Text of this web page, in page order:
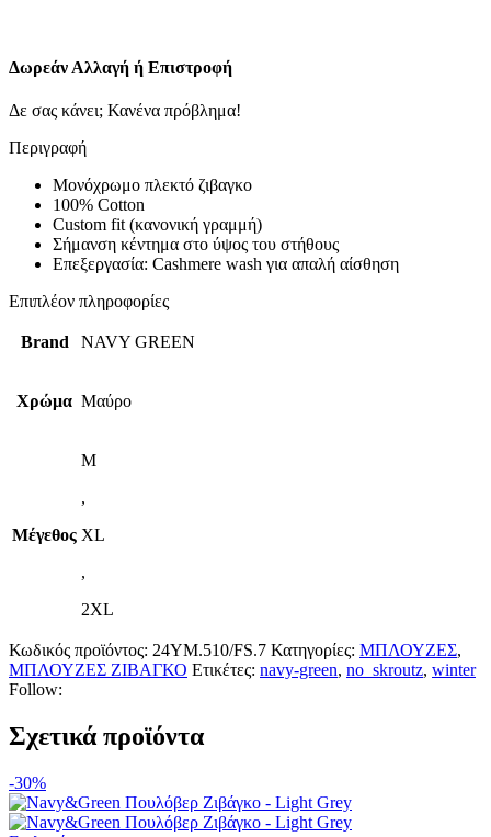
Δωρεάν Αλλαγή ή Επιστροφή
Δε σας κάνει; Κανένα πρόβλημα!
Περιγραφή
Μονόχρωμο πλεκτό ζιβαγκο
100% Cotton
Custom fit (κανονική γραμμή)
Σήμανση κέντημα στο ύψος του στήθους
Επεξεργασία: Cashmere wash για απαλή αίσθηση
Επιπλέον πληροφορίες
Brand NAVY GREEN
Χρώμα Μαύρο
Μέγεθος
M
,
XL
,
2XL
Κωδικός προϊόντος: 24YM.510/FS.7 Κατηγορίες: ΜΠΛΟΥΖΕΣ,
ΜΠΛΟΥΖΕΣ ΖΙΒΑΓΚΟ Ετικέτες: navy-green, no_skroutz, winter
Follow:
Σχετικά προϊόντα
-30%